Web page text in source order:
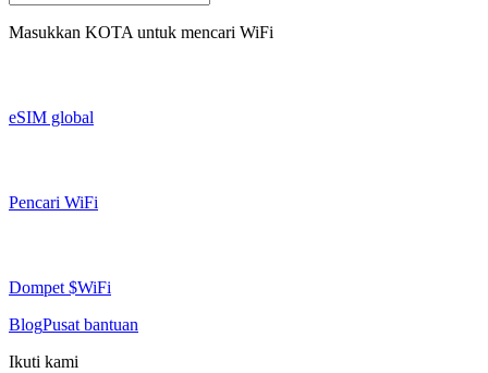
Masukkan KOTA untuk mencari WiFi
eSIM global
Pencari WiFi
Dompet $WiFi
BlogPusat bantuan
Ikuti kami